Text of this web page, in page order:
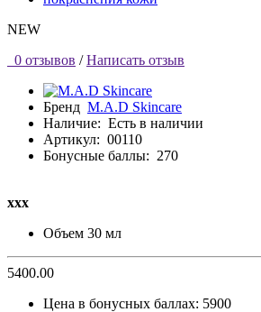
NEW
0 отзывов / Написать отзыв
Бренд M.A.D Skincare
Наличие: Есть в наличии
Артикул: 00110
Бонусные баллы: 270
ххх
Объем 30 мл
5400.00
Цена в бонусных баллах: 5900